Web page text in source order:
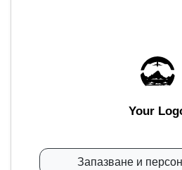
Your
Запазване и